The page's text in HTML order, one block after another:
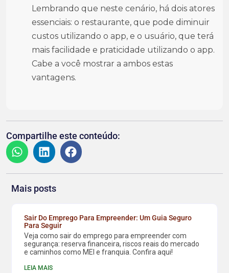
Lembrando que neste cenário, há dois atores
essenciais: o restaurante, que pode diminuir
custos utilizando o app, e o usuário, que terá
mais facilidade e praticidade utilizando o app.
Cabe a você mostrar a ambos estas
vantagens.
Compartilhe este conteúdo:
Mais posts
Sair Do Emprego Para Empreender: Um Guia Seguro
Para Seguir
Veja como sair do emprego para empreender com
segurança: reserva financeira, riscos reais do mercado
e caminhos como MEI e franquia. Confira aqui!
LEIA MAIS